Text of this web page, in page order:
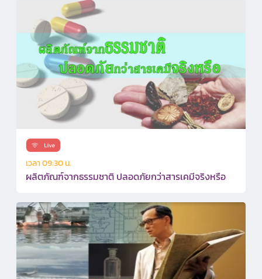
เวลา 09:30 น.
ผลิตภัณฑ์จากธรรมชาติ ปลอดภัยกว่าสารเคมีจริงหรือ